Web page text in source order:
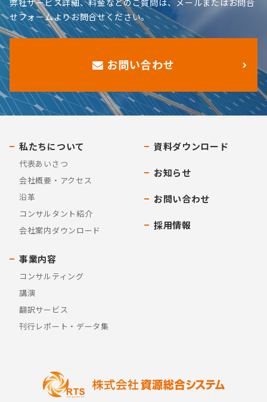
弊社サービス詳細、料金などのご質問は、メールまたはお問合
せフォームよりお問合せください。
お問い合わせ
私たちについて
代表あいさつ
会社概要・アクセス
沿革
コンサルタント紹介
会社案内ダウンロード
事業内容
コンサルティング
講演
翻訳サービス
刊行レポート・データ集
資料ダウンロード
お知らせ
お問い合わせ
採用情報